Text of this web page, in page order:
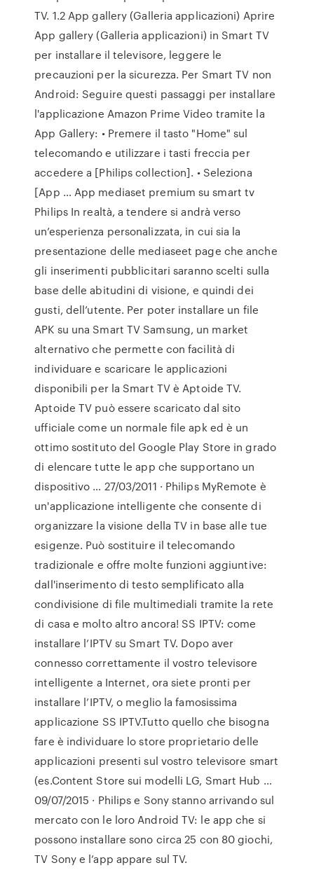
TV. 1.2 App gallery (Galleria applicazioni) Aprire
App gallery (Galleria applicazioni) in Smart TV
per installare il televisore, leggere le
precauzioni per la sicurezza. Per Smart TV non
Android: Seguire questi passaggi per installare
l'applicazione Amazon Prime Video tramite la
App Gallery: • Premere il tasto "Home" sul
telecomando e utilizzare i tasti freccia per
accedere a [Philips collection]. • Seleziona
[App … App mediaset premium su smart tv
Philips In realtà, a tendere si andrà verso
un’esperienza personalizzata, in cui sia la
presentazione delle mediaseet page che anche
gli inserimenti pubblicitari saranno scelti sulla
base delle abitudini di visione, e quindi dei
gusti, dell’utente. Per poter installare un file
APK su una Smart TV Samsung, un market
alternativo che permette con facilità di
individuare e scaricare le applicazioni
disponibili per la Smart TV è Aptoide TV.
Aptoide TV può essere scaricato dal sito
ufficiale come un normale file apk ed è un
ottimo sostituto del Google Play Store in grado
di elencare tutte le app che supportano un
dispositivo … 27/03/2011 · Philips MyRemote è
un'applicazione intelligente che consente di
organizzare la visione della TV in base alle tue
esigenze. Può sostituire il telecomando
tradizionale e offre molte funzioni aggiuntive:
daIl'inserimento di testo semplificato alla
condivisione di file multimediali tramite la rete
di casa e molto altro ancora! SS IPTV: come
installare l’IPTV su Smart TV. Dopo aver
connesso correttamente il vostro televisore
intelligente a Internet, ora siete pronti per
installare l’IPTV, o meglio la famosissima
applicazione SS IPTV.Tutto quello che bisogna
fare è individuare lo store proprietario delle
applicazioni presenti sul vostro televisore smart
(es.Content Store sui modelli LG, Smart Hub …
09/07/2015 · Philips e Sony stanno arrivando sul
mercato con le loro Android TV: le app che si
possono installare sono circa 25 con 80 giochi,
TV Sony e l’app appare sul TV.